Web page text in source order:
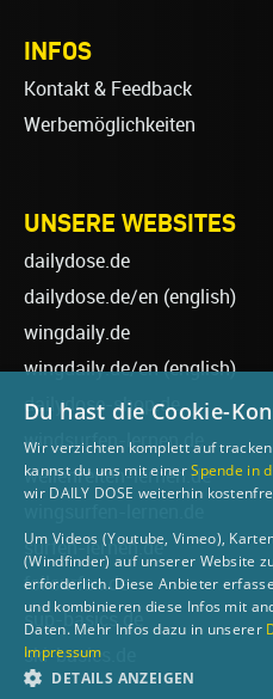
INFOS
Kontakt & Feedback
Werbemöglichkeiten
UNSERE WEBSITES
dailydose.de
dailydose.de/en (english)
wingdaily.de
wingdaily.de/en(english)
dailydose-shop.de
windsurfen-lernen.de
wellenreiten-lernen.de
surfen-lernen.de
foilsurfen.de
sup-basics.de
ski-basics.de
Du hast die Cookie-
Wir verzichten komplett auf
kannst du uns mit einerSpende in
wir DAILY DOSE weiterhin
Um Videos (Youtube, Vimeo),
(Windfinder) auf unserer Website
erforderlich. Diese Anbieter
und kombinieren diese Infos mit
Daten. Mehr Infos dazu in unserer
Impressum
DETAILS ANZEIGEN